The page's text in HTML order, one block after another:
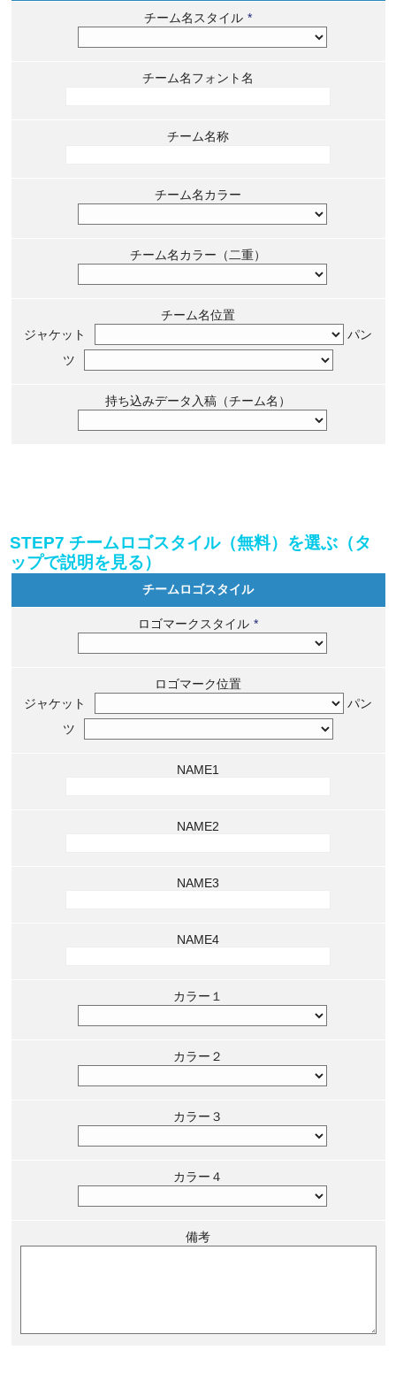
チーム名スタイル *
チーム名フォント名
チーム名称
チーム名カラー
チーム名カラー（二重）
チーム名位置
ジャケット
パン
ツ
持ち込みデータ入稿（チーム名）
STEP7 チームロゴスタイル（無料）を選ぶ（タ
ップで説明を見る）
チームロゴスタイル
ロゴマークスタイル *
ロゴマーク位置
ジャケット
パン
ツ
NAME1
NAME2
NAME3
NAME4
カラー１
カラー２
カラー３
カラー４
備考